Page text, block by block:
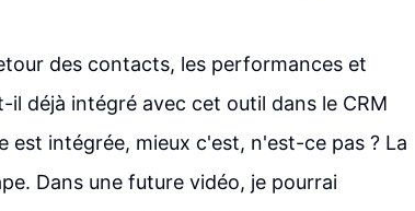
des contacts, les performances et
déjà intégré avec cet outil dans le CRM
est intégrée, mieux c'est, n'est-ce pas ? La
Dans une future vidéo, je pourrai